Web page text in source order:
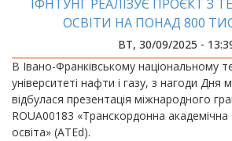
ІФНТУНГ РЕАЛІЗУЄ ПРОЄКТ З
ОСВІТИ НА ПОНАД 800
ВТ, 30/09/2025 -
В Івано-Франківському національному
університеті нафти і газу, з нагоди Дня
відбулася презентація міжнародного
ROUA00183 «Транскордонна академічна
освіта» (ATEd).